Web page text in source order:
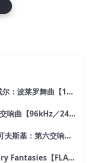
Charles Munch – 明希／拉威尔：波莱罗舞曲【176.4kHz／24bit】
瓦莱里·捷杰耶夫 – 马勒：第五交响曲【96kHz／24bit】
Pierre Monteux – 蒙特／柴可夫斯基：第六交响曲【176.4kHz／24bit】
Alexander Gadjiev – Literary Fantasies【FLAC 192】